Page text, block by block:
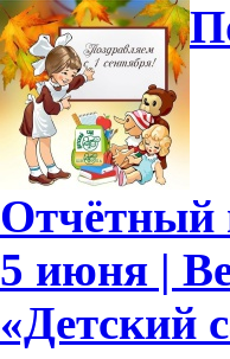
Отчётный
5 июня |
«Детский